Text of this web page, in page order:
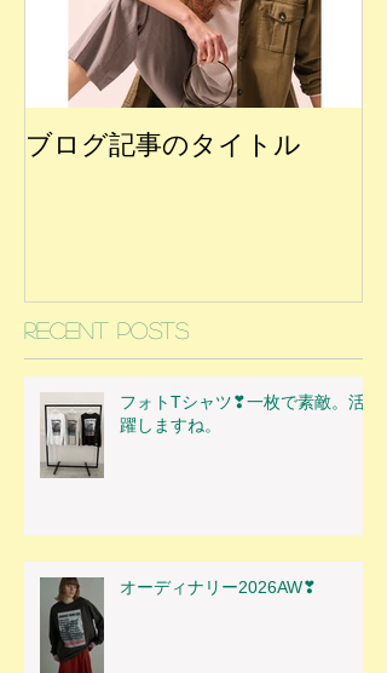
ブログ記事のタイトル
Recent Posts
フォトTシャツ❣一枚で素敵。活
躍しますね。
オーディナリー2026AW❣